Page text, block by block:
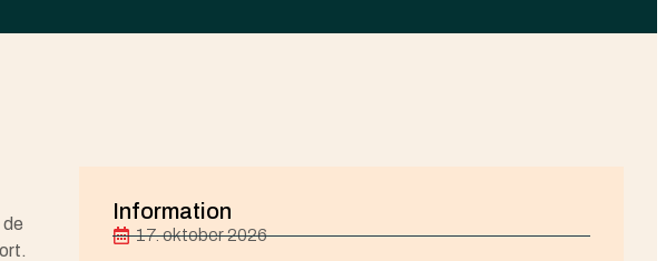
Information
17. oktober 2026